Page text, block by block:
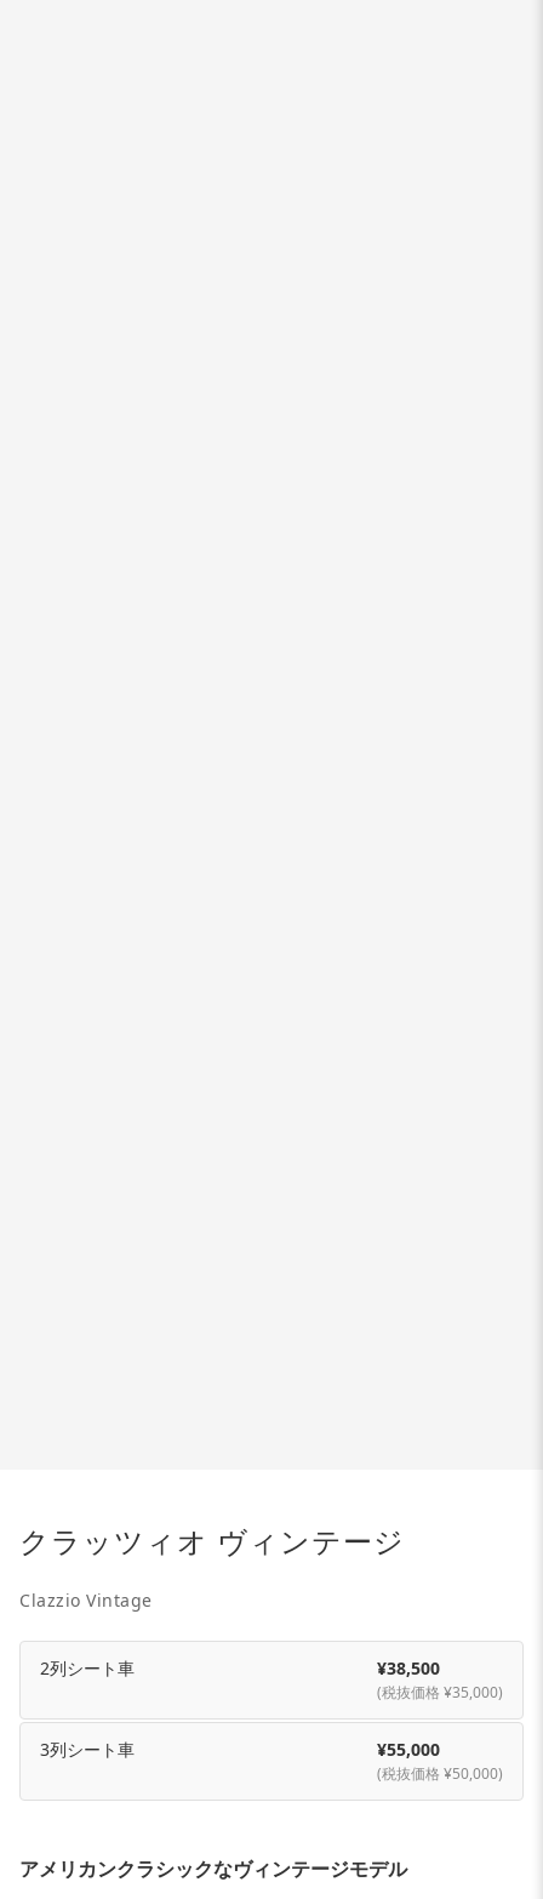
クラッツィオ ヴィンテージ
Clazzio Vintage
2列シート車 ¥38,500
(税抜価格 ¥35,000)
3列シート車 ¥55,000
(税抜価格 ¥50,000)
アメリカンクラシックなヴィンテージモデル